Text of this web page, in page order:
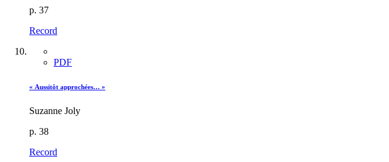
p. 37
Record
PDF
« Aussitôt approchées… »
Suzanne Joly
p. 38
Record